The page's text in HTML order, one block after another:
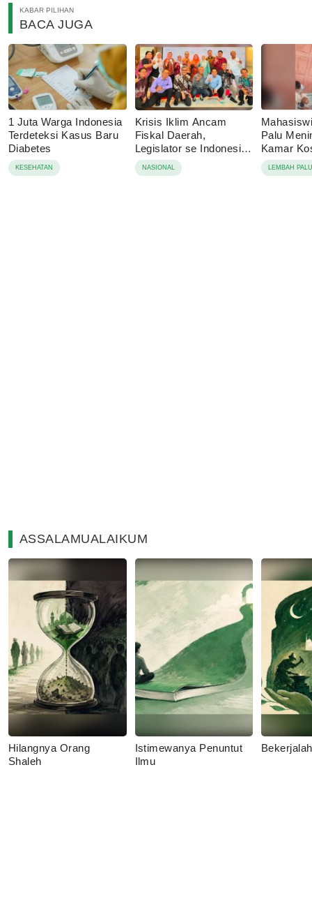
KABAR PILIHAN
BACA JUGA
1 Juta Warga Indonesia
Terdeteksi Kasus Baru
Diabetes
KESEHATAN
Krisis Iklim Ancam
Fiskal Daerah,
Legislator se Indonesia
Dorong APBD Berbasis
Ketahanan Lingkungan
NASIONAL
Palu
Kamar
Tolak
LEMBAH PALU
ASSALAMUALAIKUM
Hilangnya Orang
Shaleh
Istimewanya Penuntut
Ilmu
Bekerjalah